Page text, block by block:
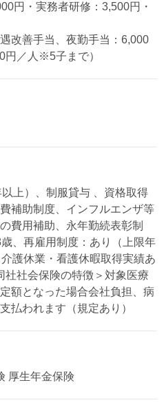
円・実務者研修：3,500円・
改善手当、夜勤手当：6,000
円／人※5子まで）
上）、制服貸与 、資格取得
補助制度、インフルエンザ等
費用補助、永年勤続表彰制
、再雇用制度：あり（上限年
護休業・看護休暇取得実績あ
社社会保険の特徴＞対象医療
額となった場合会社負担、病
払われます（規定あり）
厚生年金保険